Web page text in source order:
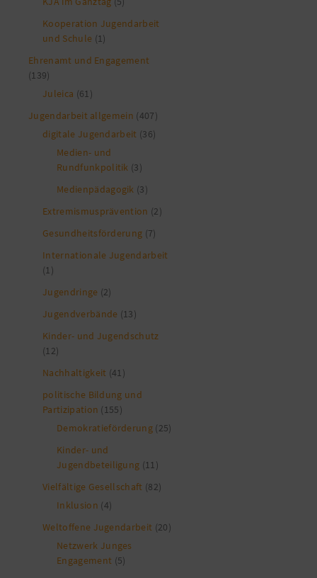
Kooperation Jugendarbeit
und Schule (1)
Ehrenamt und Engagement
(139)
Juleica (61)
Jugendarbeit allgemein (407)
digitale Jugendarbeit (36)
Medien- und
Rundfunkpolitik (3)
Medienpädagogik (3)
Extremismusprävention (2)
Gesundheitsförderung (7)
Internationale Jugendarbeit
(1)
Jugendringe (2)
Jugendverbände (13)
Kinder- und Jugendschutz
(12)
Nachhaltigkeit (41)
politische Bildung und
Partizipation (155)
Demokratieförderung (25)
Kinder- und
Jugendbeteiligung (11)
Vielfältige Gesellschaft (82)
Inklusion (4)
Weltoffene Jugendarbeit (20)
Netzwerk Junges
Engagement (5)